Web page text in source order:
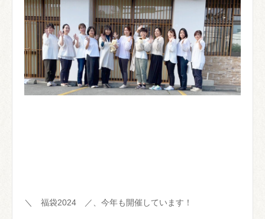
＼ 福袋2024 ／、今年も開催しています！